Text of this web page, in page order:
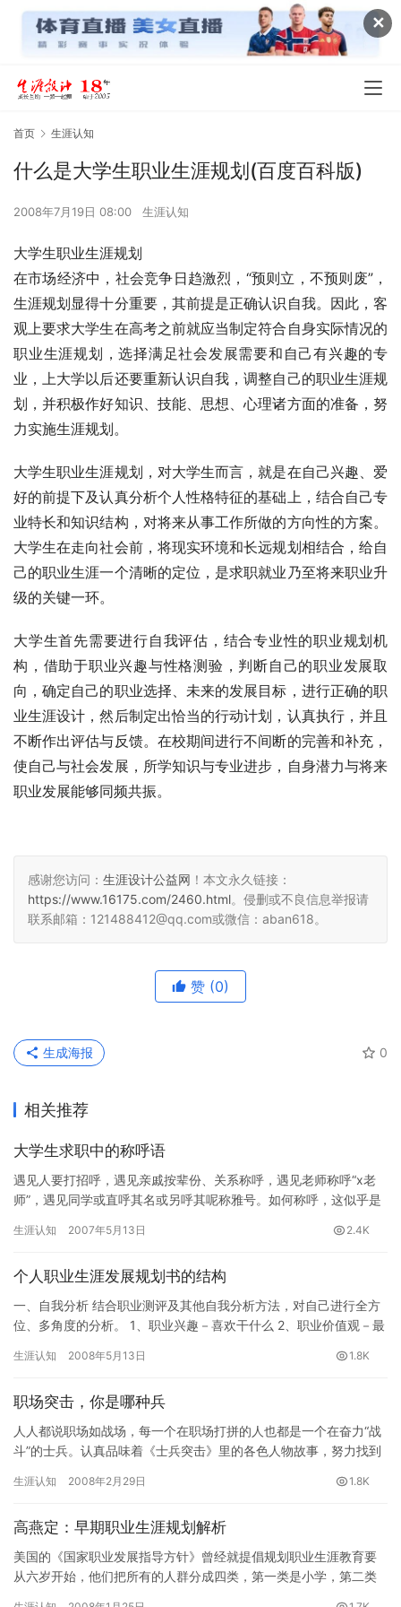
✕
首页 生涯认知
什么是大学生职业生涯规划(百度百科版)
2008年7月19日 08:00 生涯认知
大学生职业生涯规划
在市场经济中，社会竞争日趋激烈，“预则立，不预则废”，
生涯规划显得十分重要，其前提是正确认识自我。因此，客
观上要求大学生在高考之前就应当制定符合自身实际情况的
职业生涯规划，选择满足社会发展需要和自己有兴趣的专
业，上大学以后还要重新认识自我，调整自己的职业生涯规
划，并积极作好知识、技能、思想、心理诸方面的准备，努
力实施生涯规划。
大学生职业生涯规划，对大学生而言，就是在自己兴趣、爱
好的前提下及认真分析个人性格特征的基础上，结合自己专
业特长和知识结构，对将来从事工作所做的方向性的方案。
大学生在走向社会前，将现实环境和长远规划相结合，给自
己的职业生涯一个清晰的定位，是求职就业乃至将来职业升
级的关键一环。
大学生首先需要进行自我评估，结合专业性的职业规划机
构，借助于职业兴趣与性格测验，判断自己的职业发展取
向，确定自己的职业选择、未来的发展目标，进行正确的职
业生涯设计，然后制定出恰当的行动计划，认真执行，并且
不断作出评估与反馈。在校期间进行不间断的完善和补充，
使自己与社会发展，所学知识与专业进步，自身潜力与将来
职业发展能够同频共振。
感谢您访问： 生涯设计公益网 ！本文永久链接：
https://www.16175.com/2460.html。侵删或不良信息举报请
联系邮箱：121488412@qq.com或微信：aban618。
赞 (0)
0
生成海报
相关推荐
大学生求职中的称呼语
遇见人要打招呼，遇见亲戚按辈份、关系称呼，遇见老师称呼“x老
师”，遇见同学或直呼其名或另呼其呢称雅号。如何称呼，这似乎是
刚…
生涯认知 2007年5月13日 2.4K
个人职业生涯发展规划书的结构
一、自我分析 结合职业测评及其他自我分析方法，对自己进行全方
位、多角度的分析。 1、职业兴趣－喜欢干什么 2、职业价值观－最
生涯认知 2008年5月13日 1.8K
职场突击，你是哪种兵
人人都说职场如战场，每一个在职场打拼的人也都是一个在奋力“战
斗”的士兵。认真品味着《士兵突击》里的各色人物故事，努力找到
生涯认知 2008年2月29日 1.8K
高燕定：早期职业生涯规划解析
美国的《国家职业发展指导方针》曾经就提倡规划职业生涯教育要
从六岁开始，他们把所有的人群分成四类，第一类是小学，第二类